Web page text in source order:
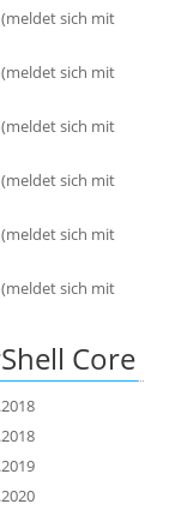
sich mit
sich mit
sich mit
sich mit
sich mit
sich mit
Core